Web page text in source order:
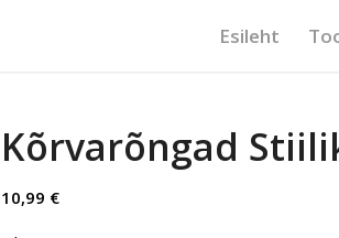
Esileht
Kõrvarõngad
10,99 €